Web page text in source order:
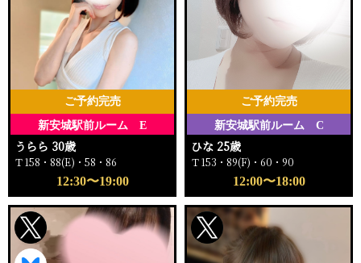
新安城駅前ルーム E
ご予約完売
うらら 30歳
Ｔ158・88(E)・58・86
12:30〜19:00
新安城駅前ルーム C
ご予約完売
ひな 25歳
Ｔ153・89(F)・60・90
12:00〜18:00